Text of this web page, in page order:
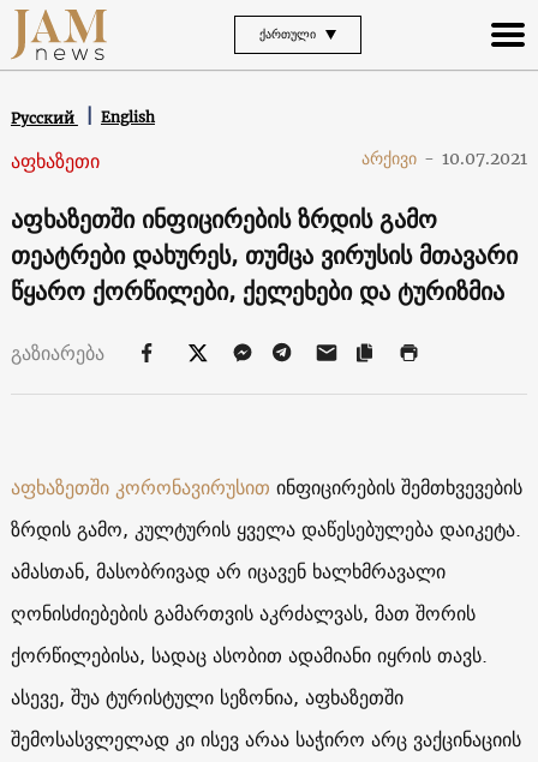
ᲥᲐᲠᲗᲣᲚᲘ
Русский English
აფხაზეთი არქივი - 10.07.2021
აფხაზეთში ინფიცირების ზრდის გამო
თეატრები დახურეს, თუმცა ვირუსის მთავარი
წყარო ქორწილები, ქელეხები და ტურიზმია
გაზიარება
აფხაზეთშიკორონავირუსით ინფიცირების შემთხვევების
ზრდის გამო, კულტურის ყველა დაწესებულება დაიკეტა.
ამასთან, მასობრივად არ იცავენ ხალხმრავალი
ღონისძიებების გამართვის აკრძალვას, მათ შორის
ქორწილებისა, სადაც ასობით ადამიანი იყრის თავს.
ასევე, შუა ტურისტული სეზონია, აფხაზეთში
შემოსასვლელად კი ისევ არაა საჭირო არც ვაქცინაციის